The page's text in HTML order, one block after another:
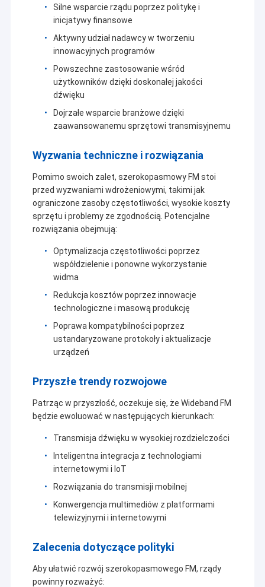
Silne wsparcie rządu poprzez politykę i
inicjatywy finansowe
Aktywny udział nadawcy w tworzeniu
innowacyjnych programów
Powszechne zastosowanie wśród
użytkowników dzięki doskonałej jakości
dźwięku
Dojrzałe wsparcie branżowe dzięki
zaawansowanemu sprzętowi transmisyjnemu
Wyzwania techniczne i rozwiązania
Pomimo swoich zalet, szerokopasmowy FM stoi
przed wyzwaniami wdrożeniowymi, takimi jak
ograniczone zasoby częstotliwości, wysokie koszty
sprzętu i problemy ze zgodnością. Potencjalne
rozwiązania obejmują:
Optymalizacja częstotliwości poprzez
współdzielenie i ponowne wykorzystanie
widma
Redukcja kosztów poprzez innowacje
technologiczne i masową produkcję
Poprawa kompatybilności poprzez
ustandaryzowane protokoły i aktualizacje
urządzeń
Przyszłe trendy rozwojowe
Patrząc w przyszłość, oczekuje się, że Wideband FM
będzie ewoluować w następujących kierunkach:
Transmisja dźwięku w wysokiej rozdzielczości
Inteligentna integracja z technologiami
internetowymi i IoT
Rozwiązania do transmisji mobilnej
Konwergencja multimediów z platformami
telewizyjnymi i internetowymi
Zalecenia dotyczące polityki
Aby ułatwić rozwój szerokopasmowego FM, rządy
powinny rozważyć:
kontrola zbierania danych i GPS, geodezja, finanse,
metalurgia/przemysł chemiczny oraz automatyzacja
Ethernet bezprzewodowe, transmisji wideo na duże
odległości, dronów / statków bezzałogowych /
pojazdów bezzałogowych oraz wielościeżkowego
bezprzewodowego łącza danych sterowanego przez